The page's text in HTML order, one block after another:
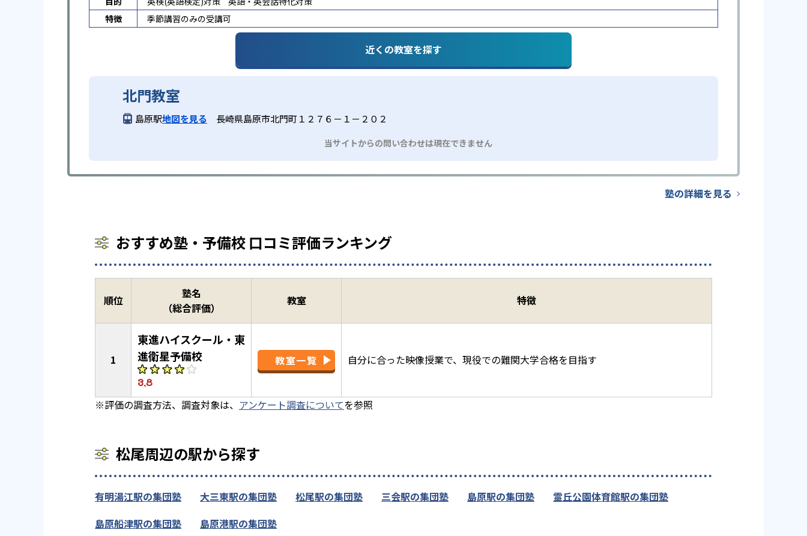
特徴
季節講習のみの受講可
近くの教室を探す
北門教室
島原駅地図を見る 長崎県島原市北門町１２７６－１－２０２
当サイトからの問い合わせは現在できません
塾の詳細を見る
おすすめ塾・予備校 口コミ評価ランキング
順位
塾名
（総合評価）
教室 特徴
1
東進ハイスクール・東
進衛星予備校
3.8
教室一覧 自分に合った映像授業で、現役での難関大学合格を目指す
※評価の調査方法、調査対象は、 アンケート調査についてを参照
松尾周辺の駅から探す
有明湯江駅の集団塾 大三東駅の集団塾 松尾駅の集団塾 三会駅の集団塾 島原駅の集団塾
霊丘公園体育館駅の集団塾
島原船津駅の集団塾
島原港駅の集団塾